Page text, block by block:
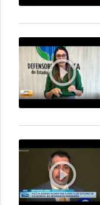
play_circle_outline
play_circle_outline